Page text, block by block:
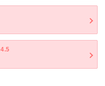
4.5